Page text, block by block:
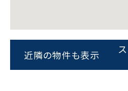
スムーズにご案
0120-
近隣の物件も表示